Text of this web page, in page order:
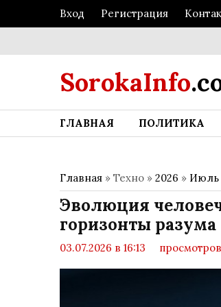
Вход Регистрация
SorokaInfo
ГЛАВНАЯ ПОЛИТИКА
Главная » Техно » 2026 » Июль
Эволюция
горизонты разума
03.07.2026 в 16:13